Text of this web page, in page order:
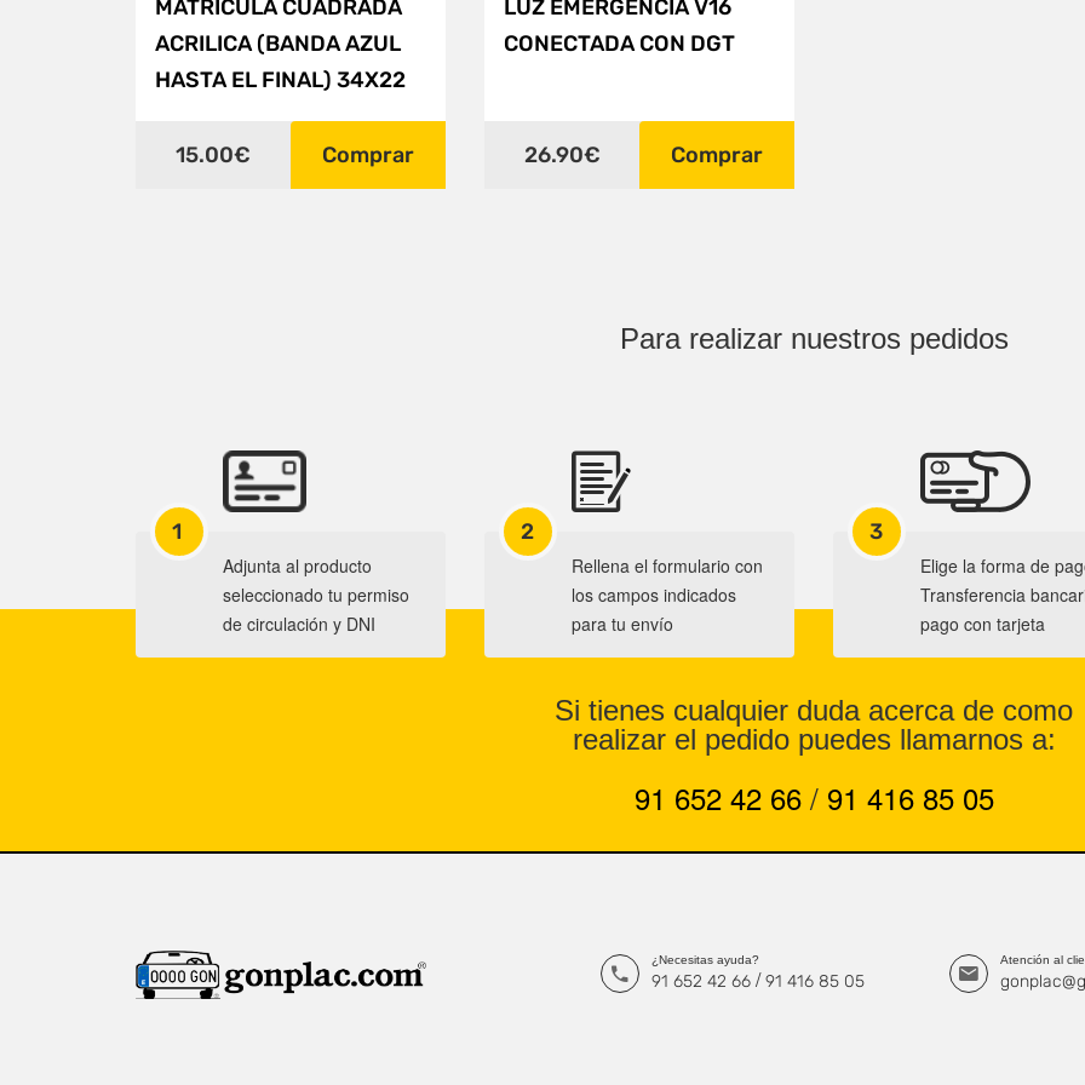
MATRÍCULA CUADRADA
ACRILICA (BANDA AZUL
HASTA EL FINAL) 34X22
15.00€ Comprar
LUZ EMERGENCIA V16
CONECTADA CON DGT
26.90€ Comprar
Para realizar nuestros pedidos
1
Adjunta al producto
seleccionado tu permiso
de circulación y DNI
2
Rellena el formulario con
los campos indicados
para tu envío
3
Elige la forma de
Transferencia
pago con tarjeta
Si tienes cualquier duda acerca de como
realizar el pedido puedes llamarnos a:
91 652 42 66 / 91 416 85 05
¿Necesitas ayuda?
91 652 42 66 / 91 416 85 05
Atención al